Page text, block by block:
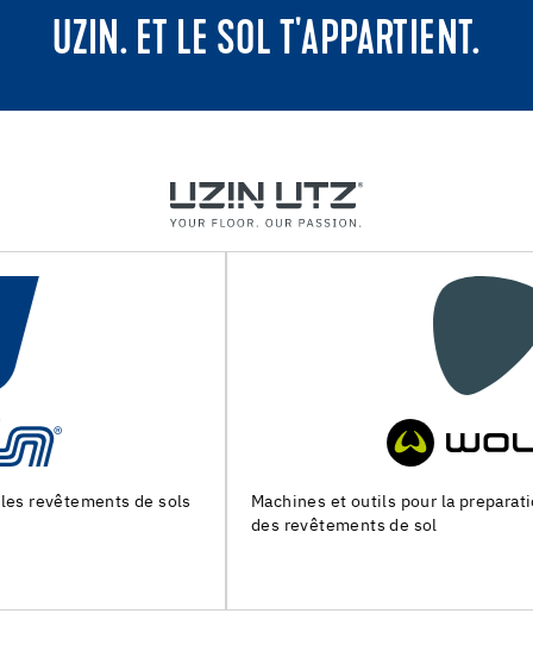
UZIN. ET LE SOL T'APPARTIENT.
Machines et outils pour la preparation du support et la pose